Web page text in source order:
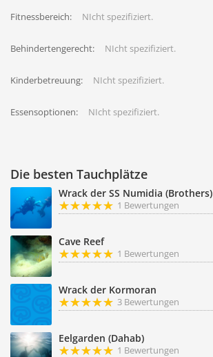
Fitnessbereich: NIcht spezifiziert.
Behindertengerecht: NIcht spezifiziert.
Kinderbetreuung: NIcht spezifiziert.
Essensoptionen: NIcht spezifiziert.
Die besten Tauchplätze
Wrack der SS Numidia (Brothers)
1 Bewertungen
Cave Reef
1 Bewertungen
Wrack der Kormoran
3 Bewertungen
Eelgarden (Dahab)
1 Bewertungen